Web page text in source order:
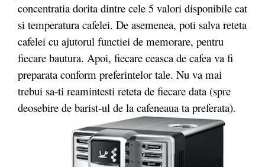
concentratia dorita dintre cele 5 valori disponibile cat
si temperatura cafelei. De asemenea, poti salva reteta
cafelei cu ajutorul functiei de memorare, pentru
fiecare bautura. Apoi, fiecare ceasca de cafea va fi
preparata conform preferintelor tale. Nu va mai
trebui sa-ti reamintesti reteta de fiecare data (spre
deosebire de barist-ul de la cafeneaua ta preferata).